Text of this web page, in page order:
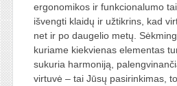
ergonomikos ir funkcionalumo
išvengti klaidų ir užtikrins, kad
net ir po daugelio metų.
kuriame kiekvienas elementas
sukuria harmoniją,
virtuvė – tai Jūsų pasirinkimas,